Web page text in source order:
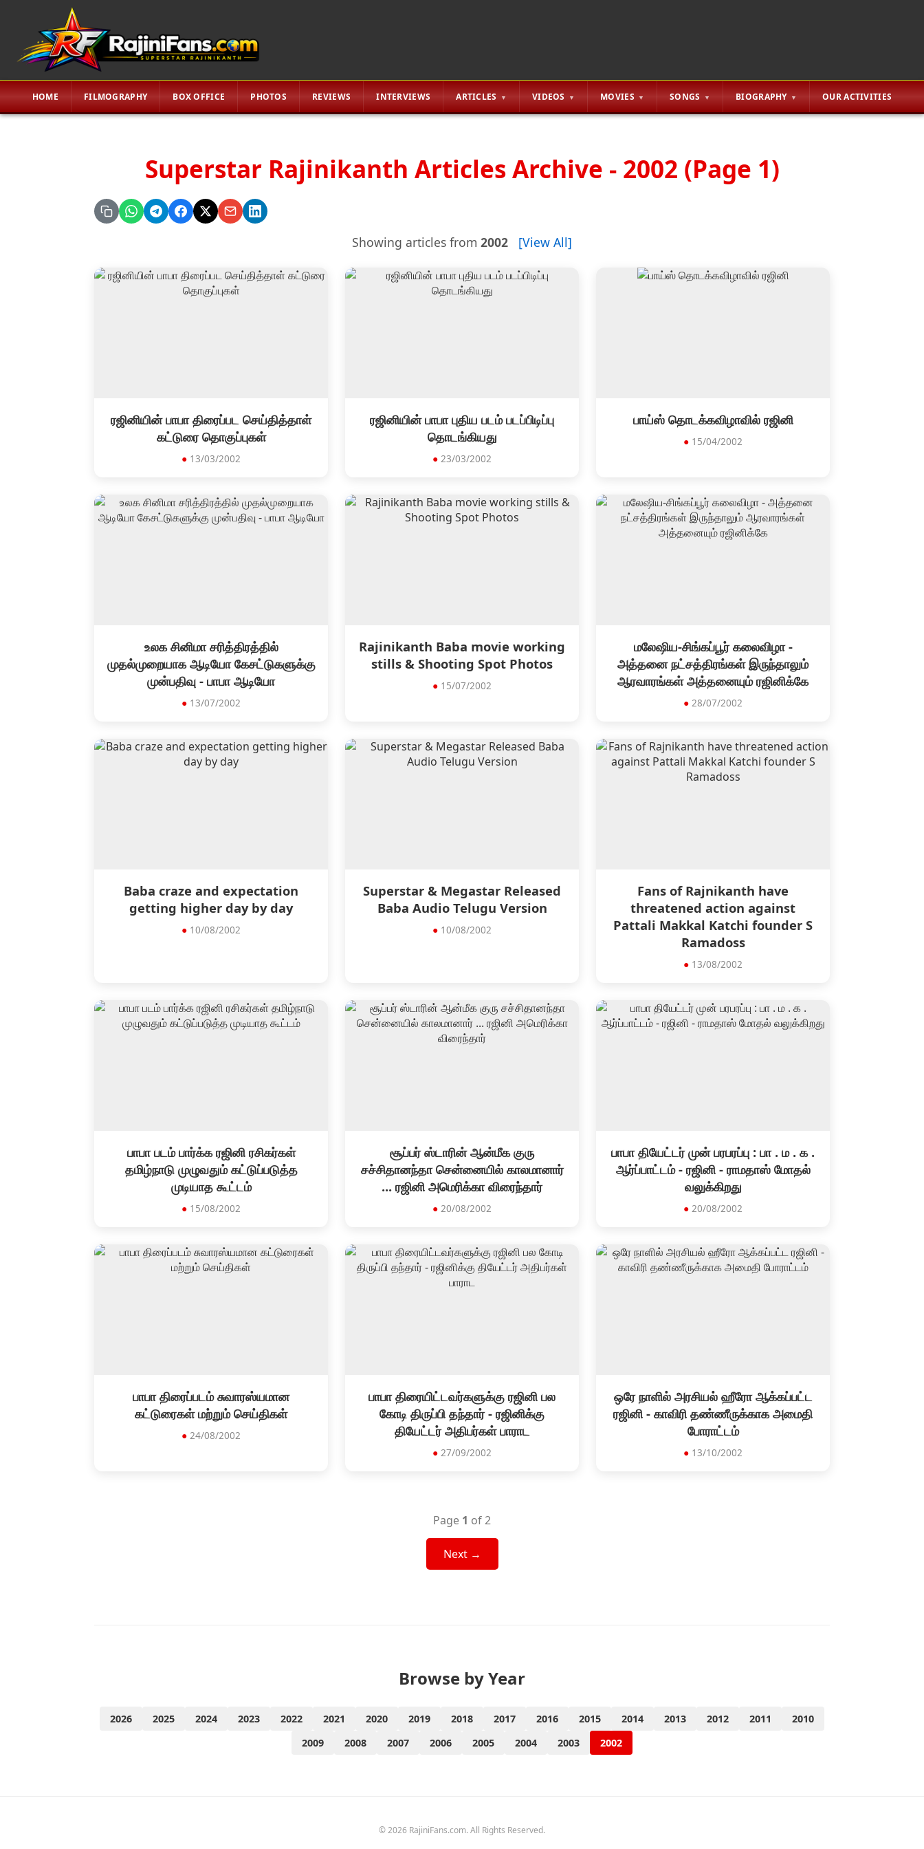
HOME FILMOGRAPHY BOX OFFICE PHOTOS REVIEWS INTERVIEWS ARTICLES VIDEOS MOVIES SONGS BIOGRAPHY OUR ACTIVITIES
Superstar Rajinikanth Articles Archive - 2002 (Page 1)
Showing articles from 2002 [View All]
ரஜினியின் பாபா திரைப்பட செய்தித்தாள்
கட்டுரை தொகுப்புகள்
● 13/03/2002
ரஜினியின் பாபா புதிய படம் படப்பிடிப்பு
தொடங்கியது
● 23/03/2002
பாய்ஸ் தொடக்கவிழாவில் ரஜினி
● 15/04/2002
உலக சினிமா சரித்திரத்தில்
முதல்முறையாக ஆடியோ கேசட்டுகளுக்கு
முன்பதிவு - பாபா ஆடியோ
● 13/07/2002
Rajinikanth Baba movie working
stills & Shooting Spot Photos
● 15/07/2002
மலேஷிய-சிங்கப்பூர் கலைவிழா -
அத்தனை நட்சத்திரங்கள் இருந்தாலும்
ஆரவாரங்கள் அத்தனையும் ரஜினிக்கே
● 28/07/2002
Baba craze and expectation
getting higher day by day
● 10/08/2002
Superstar & Megastar Released
Baba Audio Telugu Version
● 10/08/2002
Fans of Rajnikanth have
threatened action against
Pattali Makkal Katchi founder S
Ramadoss
● 13/08/2002
பாபா படம் பார்க்க ரஜினி ரசிகர்கள்
தமிழ்நாடு முழுவதும் கட்டுப்படுத்த
முடியாத கூட்டம்
● 15/08/2002
சூப்பர் ஸ்டாரின் ஆன்மீக குரு
சச்சிதானந்தா சென்னையில் காலமானார்
... ரஜினி அமெரிக்கா விரைந்தார்
● 20/08/2002
பாபா தியேட்டர் முன் பரபரப்பு : பா . ம . க .
ஆர்ப்பாட்டம் - ரஜினி - ராமதாஸ் மோதல்
வலுக்கிறது
● 20/08/2002
பாபா திரைப்படம் சுவாரஸ்யமான
கட்டுரைகள் மற்றும் செய்திகள்
● 24/08/2002
பாபா திரையிட்டவர்களுக்கு ரஜினி பல
கோடி திருப்பி தந்தார் - ரஜினிக்கு
தியேட்டர் அதிபர்கள் பாராட
● 27/09/2002
ஒரே நாளில் அரசியல் ஹீரோ ஆக்கப்பட்ட
ரஜினி - காவிரி தண்ணீருக்காக அமைதி
போராட்டம்
● 13/10/2002
Page 1 of 2
Next →
Browse by Year
2026 2025 2024 2023 2022 2021 2020 2019 2018 2017 2016 2015 2014 2013 2012 2011
2010
2009
2008 2007 2006 2005 2004 2003 2002
© 2026 RajiniFans.com. All Rights Reserved.